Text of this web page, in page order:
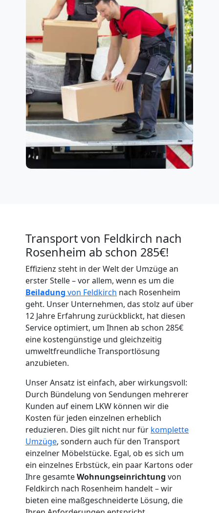
Transport von Feldkirch nach
Rosenheim ab schon 285€!
Effizienz steht in der Welt der Umzüge an
erster Stelle – vor allem, wenn es um die
Beiladung von Feldkirch nach Rosenheim
geht. Unser Unternehmen, das stolz auf über
12 Jahre Erfahrung zurückblickt, hat diesen
Service optimiert, um Ihnen ab schon 285€
eine kostengünstige und gleichzeitig
umweltfreundliche Transportlösung
anzubieten.
Unser Ansatz ist einfach, aber wirkungsvoll:
Durch Bündelung von Sendungen mehrerer
Kunden auf einem LKW können wir die
Kosten für jeden einzelnen erheblich
reduzieren. Dies gilt nicht nur für komplette
Umzüge, sondern auch für den Transport
einzelner Möbelstücke. Egal, ob es sich um
ein einzelnes Erbstück, ein paar Kartons oder
Ihre gesamteWohnungseinrichtung von
Feldkirch nach Rosenheim handelt – wir
bieten eine maßgeschneiderte Lösung, die
Umzugshelfer
Feldkirch
Möbeltaxi
Feldkirch
Kleintransport
Feldkirch